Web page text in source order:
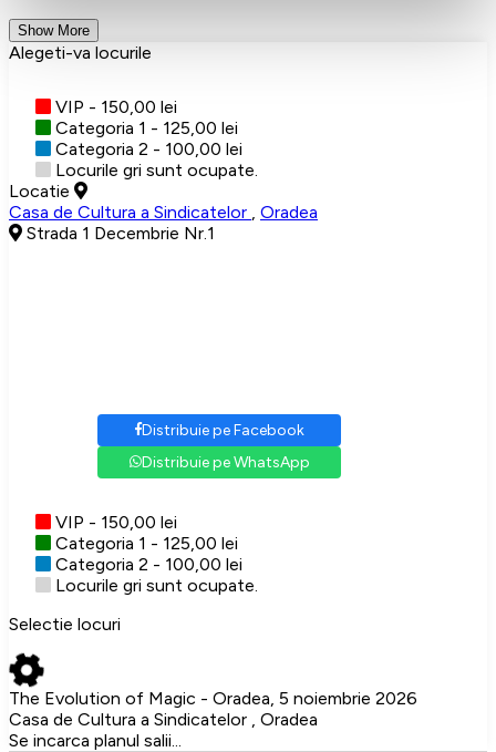
Show More
Alegeti-va locurile
VIP - 150,00 lei
Categoria 1 - 125,00 lei
Categoria 2 - 100,00 lei
Locurile gri sunt ocupate.
Locatie
Casa de Cultura a Sindicatelor
Oradea
Strada 1 Decembrie Nr.1
Distribuie pe Facebook
Distribuie pe WhatsApp
VIP - 150,00 lei
Categoria 1 - 125,00 lei
Categoria 2 - 100,00 lei
Locurile gri sunt ocupate.
Selectie locuri
The Evolution of Magic - Oradea, 5 noiembrie 2026
Casa de Cultura a Sindicatelor , Oradea
Se incarca planul salii...